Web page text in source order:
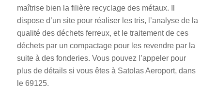
maîtrise bien la filière recyclage des métaux. Il
dispose d’un site pour réaliser les tris, l’analyse de la
qualité des déchets ferreux, et le traitement de ces
déchets par un compactage pour les revendre par la
suite à des fonderies. Vous pouvez l’appeler pour
plus de détails si vous êtes à Satolas Aeroport, dans
le 69125.